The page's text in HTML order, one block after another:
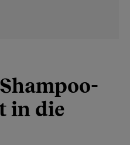
in die